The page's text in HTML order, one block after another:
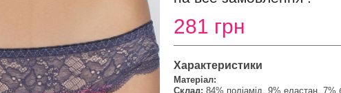
281 грн
Характеристики
Матеріал:
Склад: 84% поліамід, 9% еластан, 7%